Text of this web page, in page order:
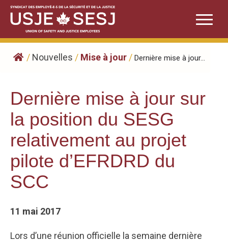
Skip
content
/ Nouvelles / Mise à jour / Dernière mise à jour...
Dernière mise à jour sur
la position du SESG
relativement au projet
pilote d’EFRDRD du
SCC
11 mai 2017
Lors d’une réunion officielle la semaine dernière